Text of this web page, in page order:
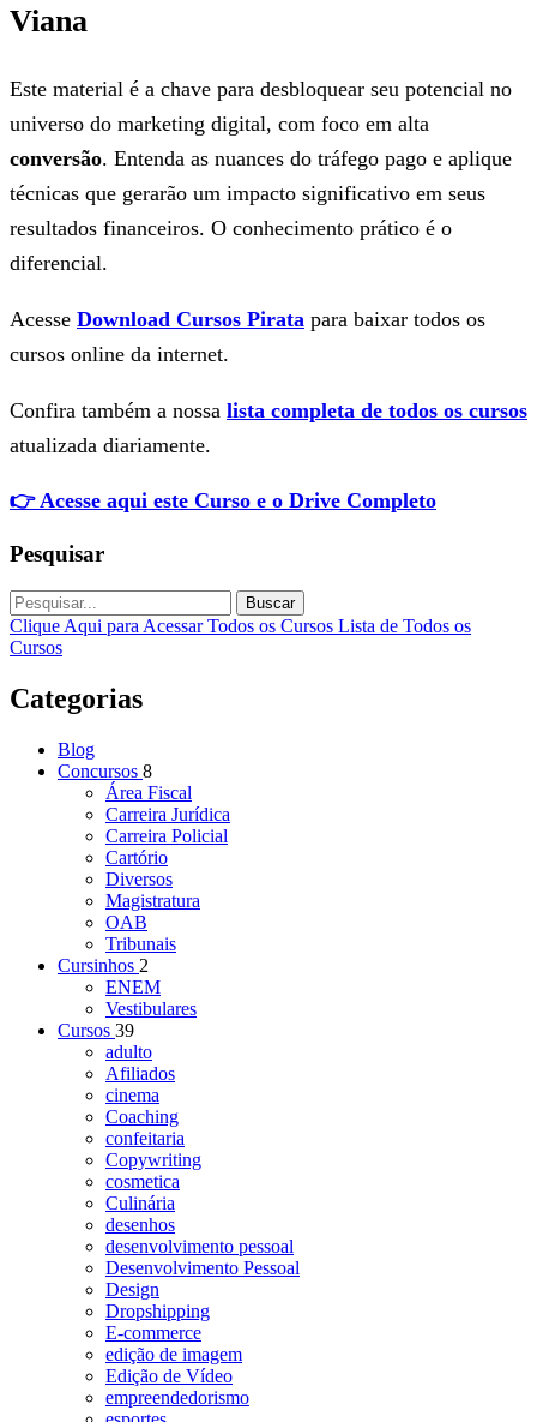
Viana
Este material é a chave para desbloquear seu potencial no
universo do marketing digital, com foco em alta
conversão. Entenda as nuances do tráfego pago e aplique
técnicas que gerarão um impacto significativo em seus
resultados financeiros. O conhecimento prático é o
diferencial.
Acesse Download Cursos Pirata para baixar todos os
cursos online da internet.
Confira também a nossa lista completa de todos os cursos
atualizada diariamente.
👉 Acesse aqui este Curso e o Drive Completo
Pesquisar
Buscar
Clique Aqui para Acessar Todos os Cursos Lista de Todos os
Cursos
Categorias
Blog
Concursos 8
Área Fiscal
Carreira Jurídica
Carreira Policial
Cartório
Diversos
Magistratura
OAB
Tribunais
Cursinhos 2
ENEM
Vestibulares
Cursos 39
adulto
Afiliados
cinema
Coaching
confeitaria
Copywriting
cosmetica
Culinária
desenhos
desenvolvimento pessoal
Desenvolvimento Pessoal
Design
Dropshipping
E-commerce
edição de imagem
Edição de Vídeo
empreendedorismo